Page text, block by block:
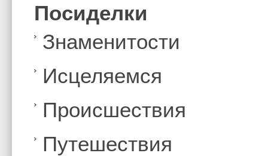
Посиделки
Знаменитости
Иcцеляемся
Происшествия
Путешествия